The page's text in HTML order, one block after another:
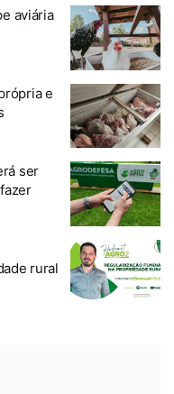
aviária
e
ser
rural